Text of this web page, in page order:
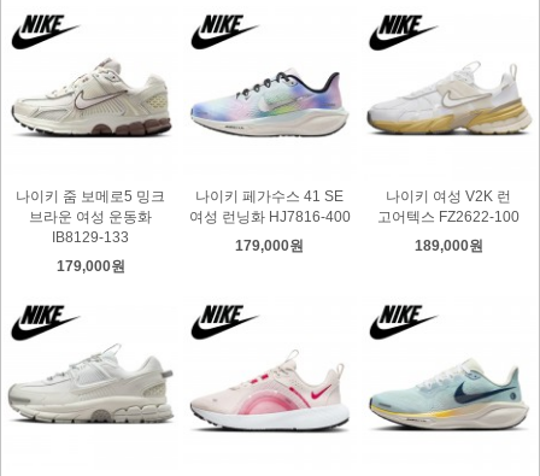
나이키 줌 보메로5 밍크
브라운 여성 운동화
IB8129-133
179,000원
나이키 페가수스 41 SE
여성 런닝화 HJ7816-400
179,000원
나이키 여성 V2K 런
고어텍스 FZ2622-100
189,000원